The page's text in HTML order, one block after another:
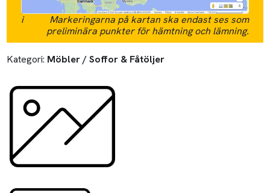
i
Markeringarna på kartan ska endast ses som
preliminära punkter för hämtning och lämning.
Kategori: Möbler / Soffor & Fåtöljer